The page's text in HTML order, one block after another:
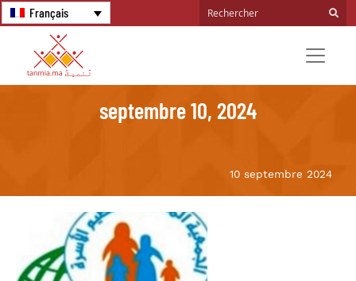
Français
septembre 10, 2024
10 septembre 2024